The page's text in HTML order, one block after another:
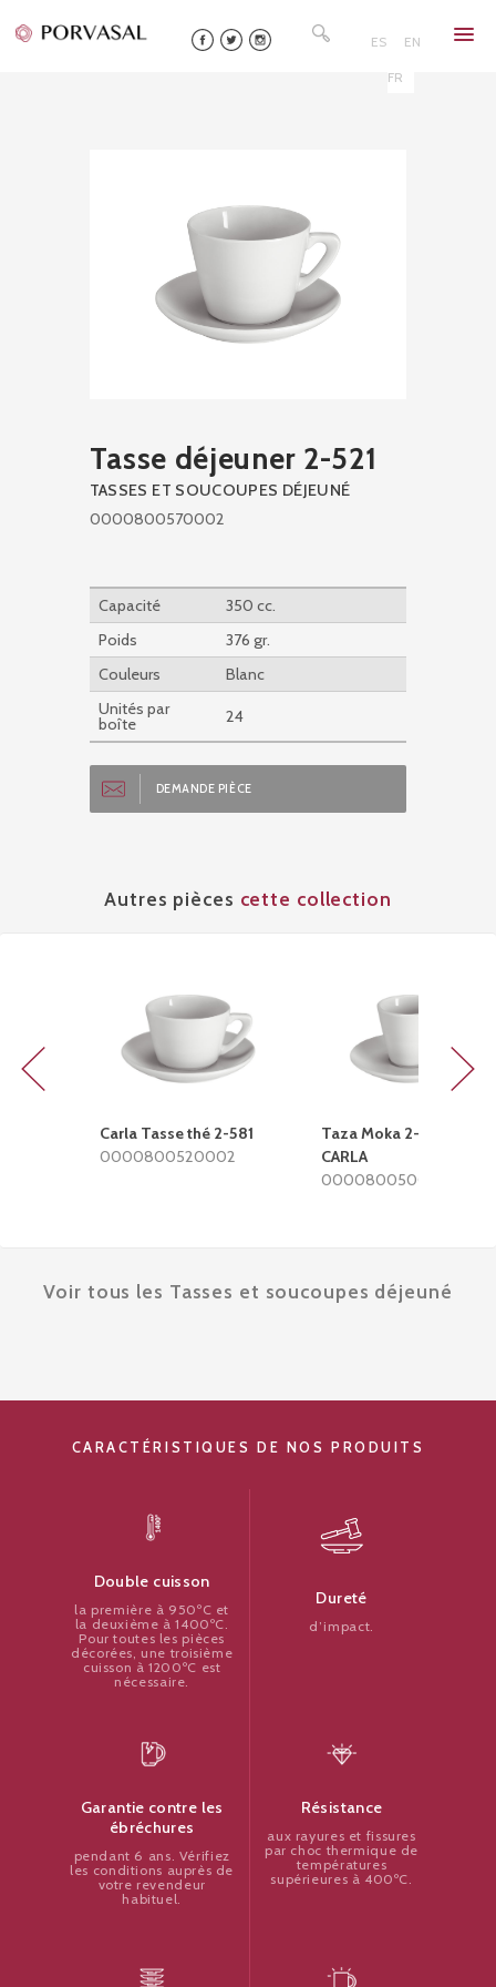
to
ES EN
FR
Tasse déjeuner 2-521
TASSES ET SOUCOUPES DÉJEUNÉ
0000800570002
Capacité
350 cc.
Poids
376 gr.
Couleurs
Blanc
Unités par
boîte 24
DEMANDE PIÈCE
Autres pièces cette collection
Carla Tasse thé 2-581
0000800520002
Taza Moka 2-580
CARLA
0000800500002
Voir tous les Tasses et soucoupes déjeuné
CARACTÉRISTIQUES DE NOS PRODUITS
Double cuisson
la première à 950ºC et
la deuxième à 1400ºC.
Pour toutes les pièces
décorées, une troisième
cuisson à 1200ºC est
nécessaire.
Dureté
d’impact.
Garantie contre les
ébréchures
pendant 6 ans. Vérifiez
les conditions auprès de
votre revendeur
habituel.
Résistance
aux rayures et fissures
par choc thermique de
températures
supérieures à 400ºC.